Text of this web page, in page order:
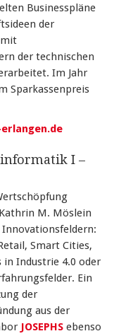
Businesspläne
der
der technischen
Im Jahr
Sparkassenpreis
I –
M. Möslein
Smart Cities,
in Industrie 4.0 oder
Ein
der
aus der
JOSEPHSebenso